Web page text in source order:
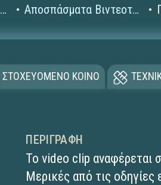
Βίντεο Εκπαιδευτικής Τηλεόρασης Αποσπάσματα Βιντεοταινιών (1995-2008)
ΣΤΟΧΕΥΟΜΕΝΟ ΚΟΙΝΟ
ΠΕΡΙΓΡΑΦΉ
Το video clip αναφέρεται
Μερικές από τις οδηγίες